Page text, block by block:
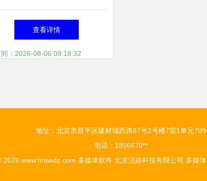
的猜想与定价解析
查看详情
：2026-08-06 09:18:32
地址：北京市昌平区建材城西路87号2号楼7层1单元709
电话：1856670**
2026 www.hrisedz.com 多媒体软件 北京洁婷科技有限公司 多媒